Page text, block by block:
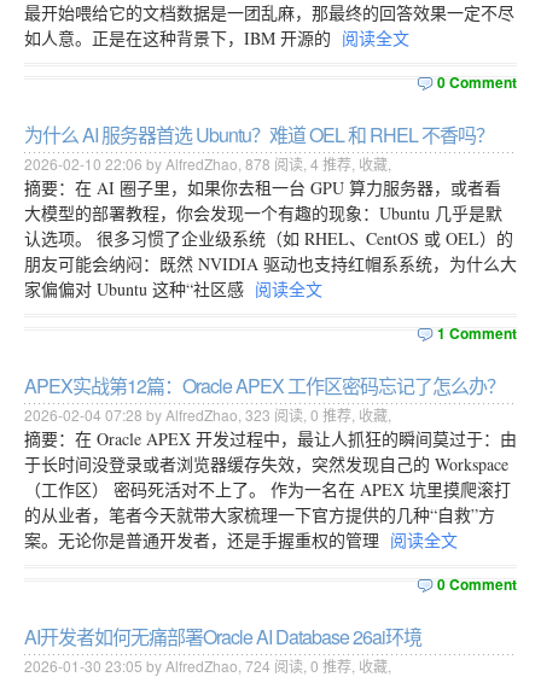
最开始喂给它的文档数据是一团乱麻，那最终的回答效果一定不尽
如人意。正是在这种背景下，IBM 开源的 阅读全文
0 Comment
为什么 AI 服务器首选 Ubuntu？难道 OEL 和 RHEL 不香吗？
2026-02-10 22:06 by AlfredZhao, 878 阅读, 4 推荐, 收藏
摘要：在 AI 圈子里，如果你去租一台 GPU 算力服务器，或者看
大模型的部署教程，你会发现一个有趣的现象：Ubuntu 几乎是默
认选项。 很多习惯了企业级系统（如 RHEL、CentOS 或 OEL）的
朋友可能会纳闷：既然 NVIDIA 驱动也支持红帽系系统，为什么大
家偏偏对 Ubuntu 这种“社区感 阅读全文
1 Comment
APEX实战第12篇：Oracle APEX 工作区密码忘记了怎么办？
2026-02-04 07:28 by AlfredZhao, 323 阅读, 0 推荐, 收藏
摘要：在 Oracle APEX 开发过程中，最让人抓狂的瞬间莫过于：由
于长时间没登录或者浏览器缓存失效，突然发现自己的 Workspace
（工作区） 密码死活对不上了。 作为一名在 APEX 坑里摸爬滚打
的从业者，笔者今天就带大家梳理一下官方提供的几种“自救”方
案。无论你是普通开发者，还是手握重权的管理 阅读全文
0 Comment
AI开发者如何无痛部署Oracle AI Database 26ai环境
2026-01-30 23:05 by AlfredZhao, 724 阅读, 0 推荐, 收藏